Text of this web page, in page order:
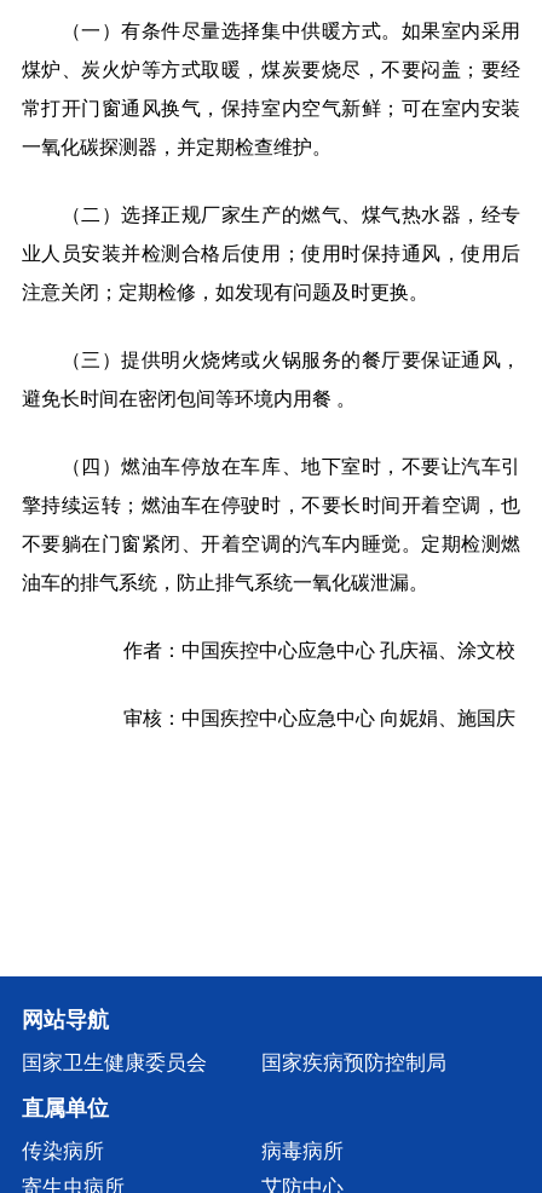
（一）有条件尽量选择集中供暖方式。如果室内采用
煤炉、炭火炉等方式取暖，煤炭要烧尽，不要闷盖；要经
常打开门窗通风换气，保持室内空气新鲜；可在室内安装
一氧化碳探测器，并定期检查维护。
（二）选择正规厂家生产的燃气、煤气热水器，经专
业人员安装并检测合格后使用；使用时保持通风，使用后
注意关闭；定期检修，如发现有问题及时更换。
（三）提供明火烧烤或火锅服务的餐厅要保证通风，
避免长时间在密闭包间等环境内用餐 。
（四）燃油车停放在车库、地下室时，不要让汽车引
擎持续运转；燃油车在停驶时，不要长时间开着空调，也
不要躺在门窗紧闭、开着空调的汽车内睡觉。定期检测燃
油车的排气系统，防止排气系统一氧化碳泄漏。
作者：中国疾控中心应急中心 孔庆福、涂文校
审核：中国疾控中心应急中心 向妮娟、施国庆
网站导航
国家卫生健康委员会 国家疾病预防控制局
直属单位
传染病所
病毒病所
寄生虫病所
艾防中心